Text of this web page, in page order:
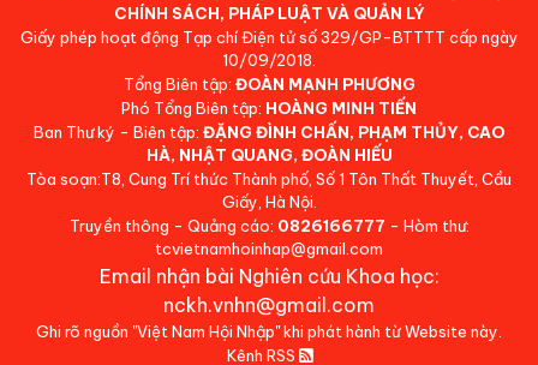
CHÍNH SÁCH, PHÁP LUẬT VÀ QUẢN LÝ
Giấy phép hoạt động Tạp chí Điện tử số 329/GP-BTTTT cấp ngày
10/09/2018.
Tổng Biên tập: ĐOÀN MẠNH PHƯƠNG
Phó Tổng Biên tập: HOÀNG MINH TIẾN
Ban Thư ký - Biên tập: ĐẶNG ĐÌNH CHẤN, PHẠM THỦY, CAO
HÀ, NHẬT QUANG, ĐOÀN HIẾU
Tòa soạn:T8, Cung Trí thức Thành phố, Số 1 Tôn Thất Thuyết, Cầu
Giấy, Hà Nội.
Truyền thông - Quảng cáo: 0826166777 - Hòm thư:
tcvietnamhoinhap@gmail.com
Email nhận bài Nghiên cứu Khoa học:
nckh.vnhn@gmail.com
Ghi rõ nguồn "Việt Nam Hội Nhập" khi phát hành từ Website này.
Kênh RSS